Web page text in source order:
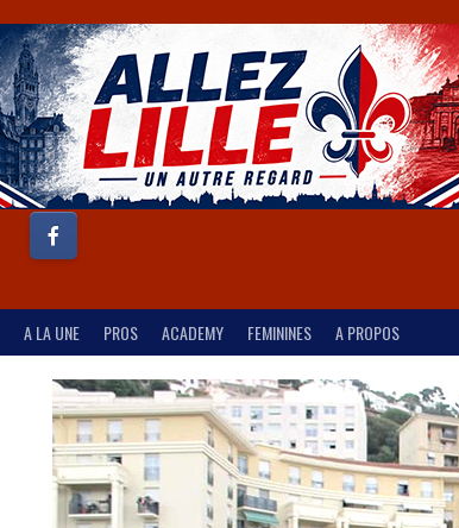
A LA UNE PROS ACADEMY FEMININES A PROPOS